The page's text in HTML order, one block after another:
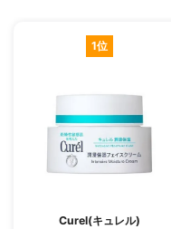
1位
Curel(キュレル)